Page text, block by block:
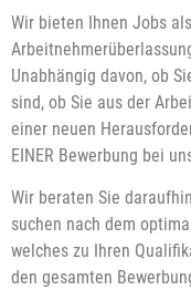
Wir bieten Ihnen Jobs
Unabhängig davon, ob
sind, ob Sie aus der
einer neuen
EINER Bewerbung bei
Wir beraten Sie
suchen nach dem
welches zu Ihren
den gesamten